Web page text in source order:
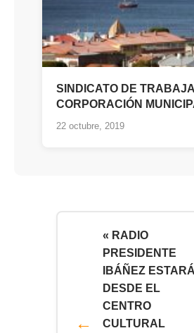
SINDICATO DE
CORPORACIÓN
22 octubre, 2019
« RADIO
PRESIDENTE
IBÁÑEZ ESTARÁ
DESDE EL
CENTRO
CULTURAL